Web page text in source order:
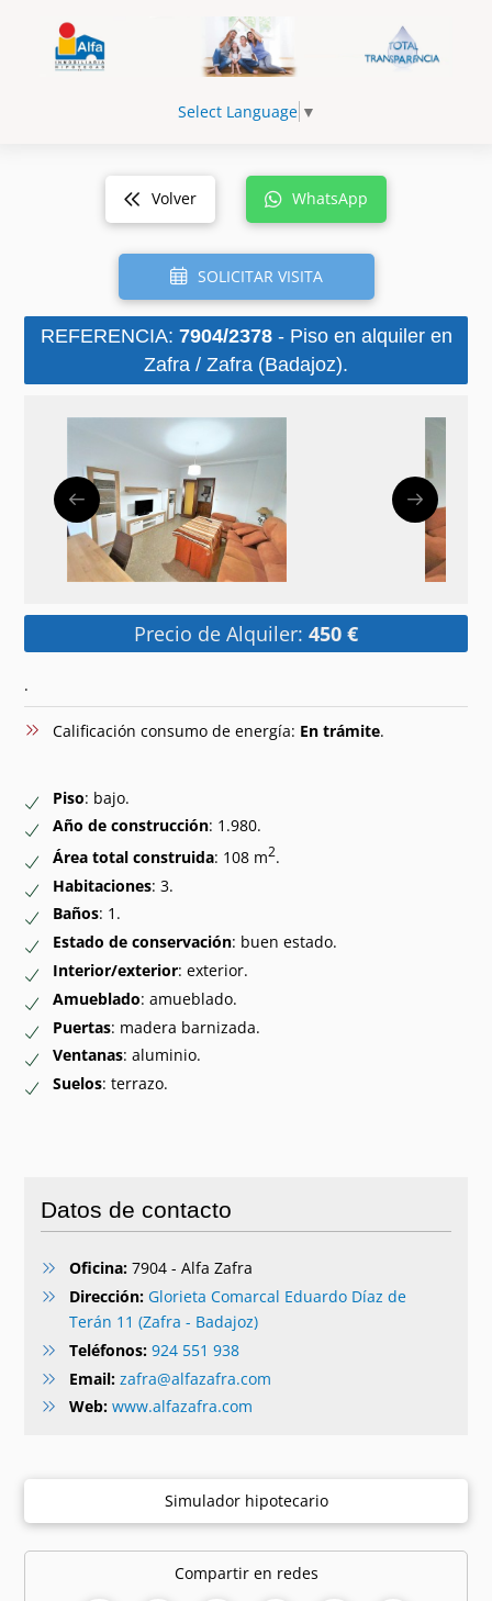
Select Language ▼
Volver WhatsApp
SOLICITAR VISITA
REFERENCIA: 7904/2378- Piso en alquiler en
Zafra / Zafra (Badajoz).
Precio de Alquiler: 450 €
.
Calificación consumo de energía: En trámite.
Piso: bajo.
Año de construcción: 1.980.
Área total construida: 108 m2.
Habitaciones: 3.
Baños: 1.
Estado de conservación: buen estado.
Interior/exterior: exterior.
Amueblado: amueblado.
Puertas: madera barnizada.
Ventanas: aluminio.
Suelos: terrazo.
Datos de contacto
Oficina:7904 - Alfa Zafra
Dirección: Glorieta Comarcal Eduardo Díaz de
Terán 11 (Zafra - Badajoz)
Teléfonos: 924 551 938
Email: zafra@alfazafra.com
Web: www.alfazafra.com
Simulador hipotecario
Compartir en redes